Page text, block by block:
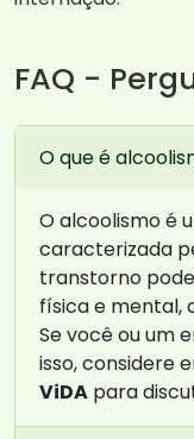
FAQ -
O que é
O alcoolismo é
caracterizada
transtorno
física e mental,
Se você ou um
isso, considere
ViDA para